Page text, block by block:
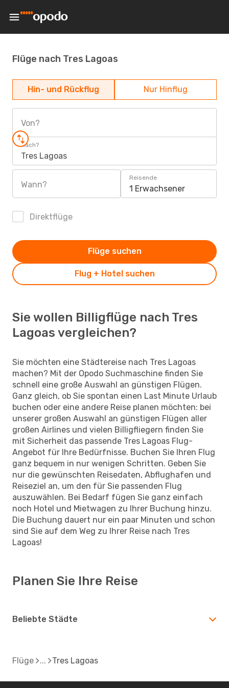
Flüge nach Tres Lagoas
Hin- und Rückflug Nur Hinflug
Von?
Nach?
Tres Lagoas
Wann?
Reisende
1 Erwachsener
Direktflüge
Flug + Hotel suchen
Flüge suchen
Sie wollen Billigflüge nach Tres
Lagoas vergleichen?
Sie möchten eine Städtereise nach Tres Lagoas
machen? Mit der Opodo Suchmaschine finden Sie
schnell eine große Auswahl an günstigen Flügen.
Ganz gleich, ob Sie spontan einen Last Minute Urlaub
buchen oder eine andere Reise planen möchten: bei
unserer großen Auswahl an günstigen Flügen aller
großen Airlines und vielen Billigfliegern finden Sie
mit Sicherheit das passende Tres Lagoas Flug-
Angebot für Ihre Bedürfnisse. Buchen Sie Ihren Flug
ganz bequem in nur wenigen Schritten. Geben Sie
nur die gewünschten Reisedaten, Abflughafen und
Reiseziel an, um den für Sie passenden Flug
auszuwählen. Bei Bedarf fügen Sie ganz einfach
noch Hotel und Mietwagen zu Ihrer Buchung hinzu.
Die Buchung dauert nur ein paar Minuten und schon
sind Sie auf dem Weg zu Ihrer Reise nach Tres
Lagoas!
Planen Sie Ihre Reise
Beliebte Städte
Flüge Tres Lagoas